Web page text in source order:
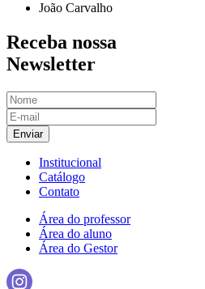
João Carvalho
Receba nossa
Newsletter
Enviar
Institucional
Catálogo
Contato
Área do professor
Área do aluno
Área do Gestor